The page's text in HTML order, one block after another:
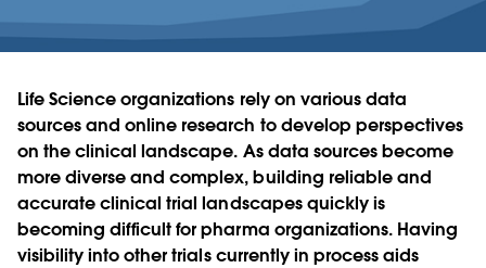
Life Science organizations rely on various data
sources and online research to develop perspectives
on the clinical landscape. As data sources become
more diverse and complex, building reliable and
accurate clinical trial landscapes quickly is
becoming difficult for pharma organizations. Having
visibility into other trials currently in process aids